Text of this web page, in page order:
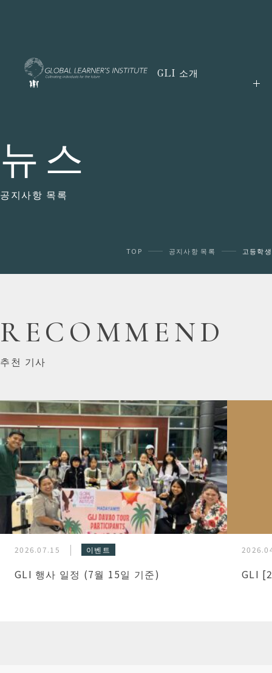
GLI 소개
뉴스
공지사항 목록
TOP 공지사항 목록 고등학생
RECOMMEND
추천 기사
2026.07.15 이벤트
GLI 행사 일정 (7월 15일 기준) GLI